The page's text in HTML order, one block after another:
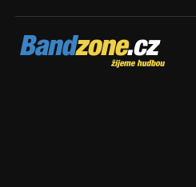
Bandzone.cz
žijeme hudbou